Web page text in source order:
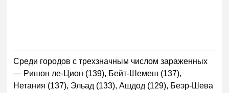
Среди городов с трехзначным числом зараженных
— Ришон ле-Цион (139), Бейт-Шемеш (137),
Нетания (137), Эльад (133), Ашдод (129), Беэр-Шева